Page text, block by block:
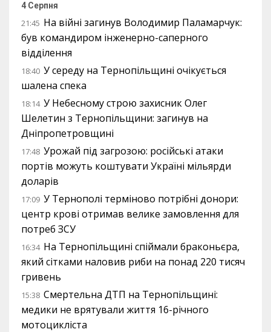
4 Серпня
21:45 На війні загинув Володимир Паламарчук:
був командиром інженерно-саперного
відділення
18:40 У середу на Тернопільщині очікується
шалена спека
18:14 У Небесному строю захисник Олег
Шелетин з Тернопільщини: загинув на
Дніпропетровщині
17:48 Урожай під загрозою: російські атаки
портів можуть коштувати Україні мільярди
доларів
17:09 У Тернополі терміново потрібні донори:
центр крові отримав велике замовлення для
потреб ЗСУ
16:34 На Тернопільщині спіймали браконьєра,
який сітками наловив риби на понад 220 тисяч
гривень
15:38 Смертельна ДТП на Тернопільщині:
медики не врятували життя 16-річного
мотоцикліста